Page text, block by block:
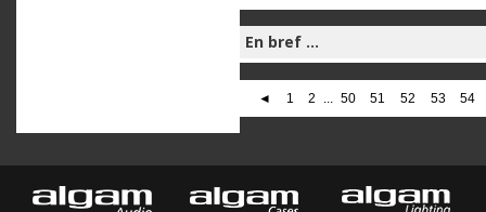
En bref ...
◄ 1 2 ... 50 51 52 53 54